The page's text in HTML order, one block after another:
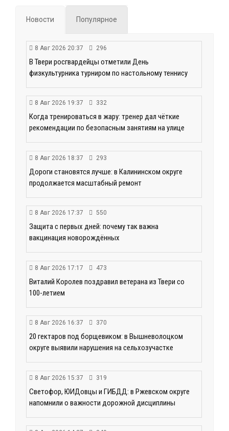
Новости Популярное
8 Авг 2026 20:37 296
В Твери росгвардейцы отметили День
физкультурника турниром по настольному теннису
8 Авг 2026 19:37 332
Когда тренироваться в жару: тренер дал чёткие
рекомендации по безопасным занятиям на улице
8 Авг 2026 18:37 293
Дороги становятся лучше: в Калининском округе
продолжается масштабный ремонт
8 Авг 2026 17:37 550
Защита с первых дней: почему так важна
вакцинация новорождённых
8 Авг 2026 17:17 473
Виталий Королев поздравил ветерана из Твери со
100-летием
8 Авг 2026 16:37 370
20 гектаров под борщевиком: в Вышневолоцком
округе выявили нарушения на сельхозучастке
8 Авг 2026 15:37 319
Светофор, ЮИДовцы и ГИБДД: в Ржевском округе
напомнили о важности дорожной дисциплины